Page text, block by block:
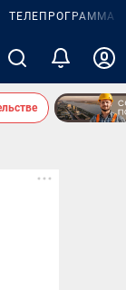
ТЕЛЕПРОГРАММА